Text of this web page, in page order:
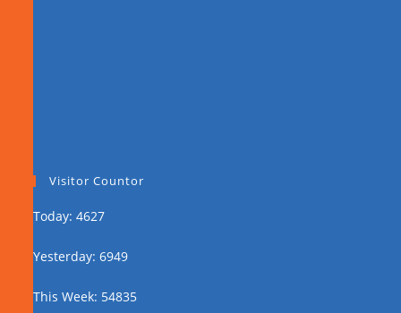
Visitor Countor
Today: 4627
Yesterday: 6949
This Week: 54835